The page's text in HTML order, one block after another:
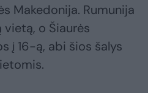
Makedonija. Rumunija
o Šiaurės
į 16-ą, abi šios šalys